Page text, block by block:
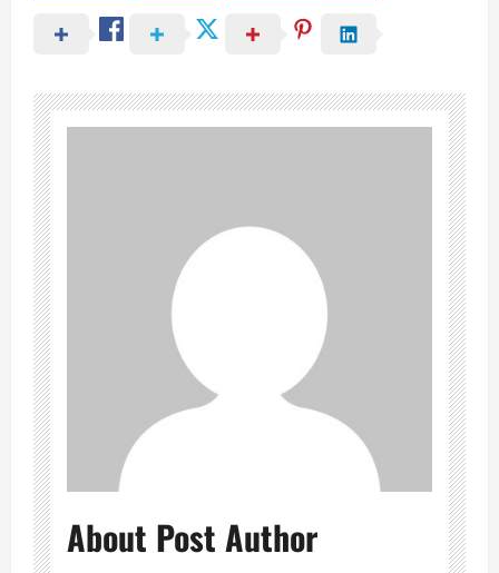
About Post Author